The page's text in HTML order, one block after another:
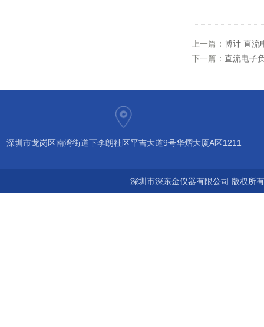
上一篇： 博计 直流
下一篇： 直流电子
深圳市龙岗区南湾街道下李朗社区平吉大道9号华熠大厦A区1211
深圳市深东金仪器有限公司 版权所